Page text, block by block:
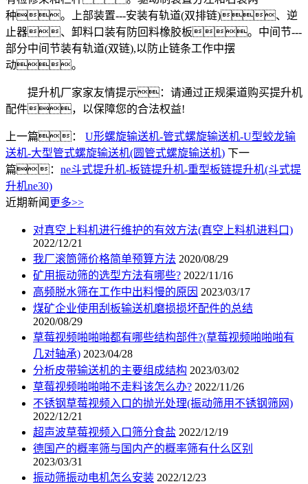
种。上部装置---安装有轨道(双排链)、逆
止器、卸料口装有防回料橡胶板。中间节---
部分中间节装有轨道(双链),以防止链条工作中摆
动。
提升机厂家家友情提示：请通过正规渠道购买提升机
配件，以保障您的合法权益!
上一篇： U形螺旋输送机-管式螺旋输送机-U型蛟龙输
送机-大型管式螺旋输送机(圆管式螺旋输送机) 下一
篇： ne斗式提升机-板链提升机-重型板链提升机(斗式提
升机ne30)
近期新闻 更多>>
对真空上料机进行维护的有效方法(真空上料机进料口)
2022/12/21
我厂滚筒筛价格简单预算方法 2020/08/29
矿用振动筛的选型方法有哪些? 2022/11/16
高频脱水筛在工作中出料慢的原因 2023/03/17
煤矿企业使用刮板输送机磨损损坏配件的总结
2020/08/29
草莓视频啪啪啪都有哪些结构部件?(草莓视频啪啪啪有
几对轴承) 2023/04/28
分析皮带输送机的主要组成结构 2023/03/02
草莓视频啪啪啪不走料该怎么办? 2022/11/26
不锈钢草莓视频入口的抛光处理(振动筛用不锈钢筛网)
2022/12/21
超声波草莓视频入口筛分食盐 2022/12/19
德国产的概率筛与国内产的概率筛有什么区别
2023/03/31
振动筛振动电机怎么安装 2022/12/23